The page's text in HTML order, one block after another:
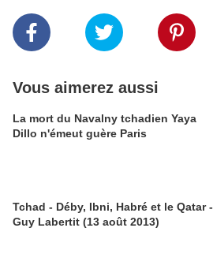
Vous aimerez aussi
La mort du Navalny tchadien Yaya
Dillo n'émeut guère Paris
Tchad - Déby, Ibni, Habré et le Qatar -
Guy Labertit (13 août 2013)